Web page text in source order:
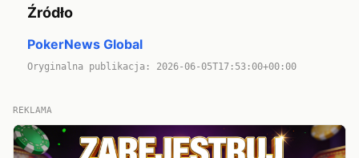
Źródło
PokerNews Global
Oryginalna publikacja: 2026-06-05T17:53:00+00:00
REKLAMA